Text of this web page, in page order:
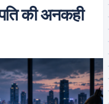
की अनकही